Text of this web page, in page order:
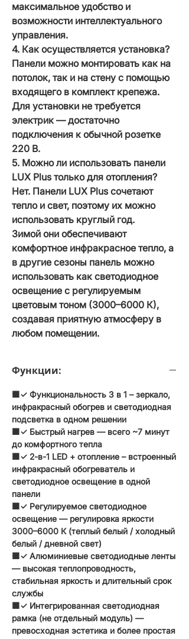
максимальное удобство и
возможности интеллектуального
управления.
4. Как осуществляется установка?
Панели можно монтировать как на
потолок, так и на стену с помощью
входящего в комплект крепежа.
Для установки не требуется
электрик — достаточно
подключения к обычной розетке
220 В.
5. Можно ли использовать панели
LUX Plus только для отопления?
Нет. Панели LUX Plus сочетают
тепло и свет, поэтому их можно
использовать круглый год.
Зимой они обеспечивают
комфортное инфракрасное тепло, а
в другие сезоны панель можно
использовать как светодиодное
освещение с регулируемым
цветовым тоном (3000–6000 К),
создавая приятную атмосферу в
любом помещении.
Функции:
🟧✓ Функциональность 3 в 1 – зеркало,
инфракрасный обогрев и светодиодная
подсветка в одном решении
🟧✓ Быстрый нагрев — всего ~7 минут
до комфортного тепла
🟧✓ 2-в-1 LED + отопление – встроенный
инфракрасный обогреватель и
светодиодное освещение в одной
панели
🟧✓ Регулируемое светодиодное
освещение — регулировка яркости
3000–6000 К (теплый белый / холодный
белый / дневной свет)
🟧✓ Алюминиевые светодиодные ленты
— высокая теплопроводность,
стабильная яркость и длительный срок
службы
🟧✓ Интегрированная светодиодная
рамка (не отдельный модуль) —
превосходная эстетика и более простая